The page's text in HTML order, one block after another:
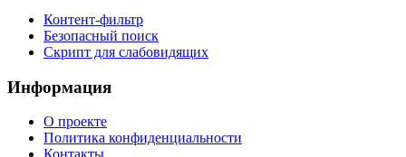
Контент-фильтр
Безопасный поиск
Скрипт для слабовидящих
Информация
О проекте
Политика конфиденциальности